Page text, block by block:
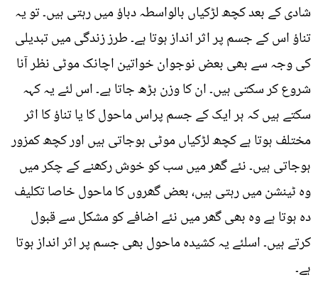
شادی کے بعد کچھ لڑکیاں بالواسطہ دباؤ میں رہتی ہیں۔ تو یہ
تناؤ اس کے جسم پر اثر انداز ہوتا ہے۔ طرز زندگی میں تبدیلی
کی وجہ سے بھی بعض نوجوان خواتین اچانک موٹی نظر آنا
شروع کر سکتی ہیں۔ ان کا وزن بڑھ جاتا ہے۔ اس لئے یہ کہہ
سکتے ہیں کہ ہر ایک کے جسم پراس ماحول کا یا تناؤ کا اثر
مختلف ہوتا ہے کچھ لڑکیاں موٹی ہوجاتی ہیں اور کچھ کمزور
ہوجاتی ہیں۔ نئے گھر میں سب کو خوش رکھنے کے چکر میں
وہ ٹینشن میں رہتی ہیں، بعض گھروں کا ماحول خاصا تکلیف
دہ ہوتا ہے وہ بھی گھر میں نئے اضافے کو مشکل سے قبول
کرتے ہیں۔ اسلئے یہ کشیدہ ماحول بھی جسم پر اثر انداز ہوتا
ہے۔